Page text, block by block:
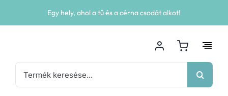
Egy hely, ahol a tű és a cérna csodát alkot!
Keresés...